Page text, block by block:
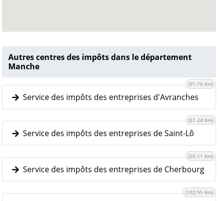
Autres centres des impôts dans le département
Manche
Service des impôts des entreprises d'Avranches
(91.76 Km)
Service des impôts des entreprises de Saint-Lô
(51.24 Km)
Service des impôts des entreprises de Cherbourg
(20.11 Km)
(102.95 Km)